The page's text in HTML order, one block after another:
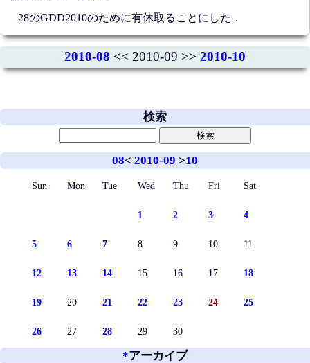
28のGDD2010のために有休取ることにした．
2010-08 << 2010-09 >> 2010-10
検索
08< 2010-09 >10
Sun Mon Tue Wed Thu Fri Sat
1 2 3 4
5 6 7 8 9 10 11
12 13 14 15 16 17 18
19 20 21 22 23 24 25
26 27 28 29 30
*アーカイブ